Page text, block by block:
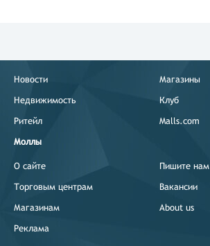
Новости
Недвижимость
Ритейл
Моллы
Магазины
Клуб
Malls.com
О сайте
Торговым центрам
Магазинам
Реклама
Пишите нам
Вакансии
About us